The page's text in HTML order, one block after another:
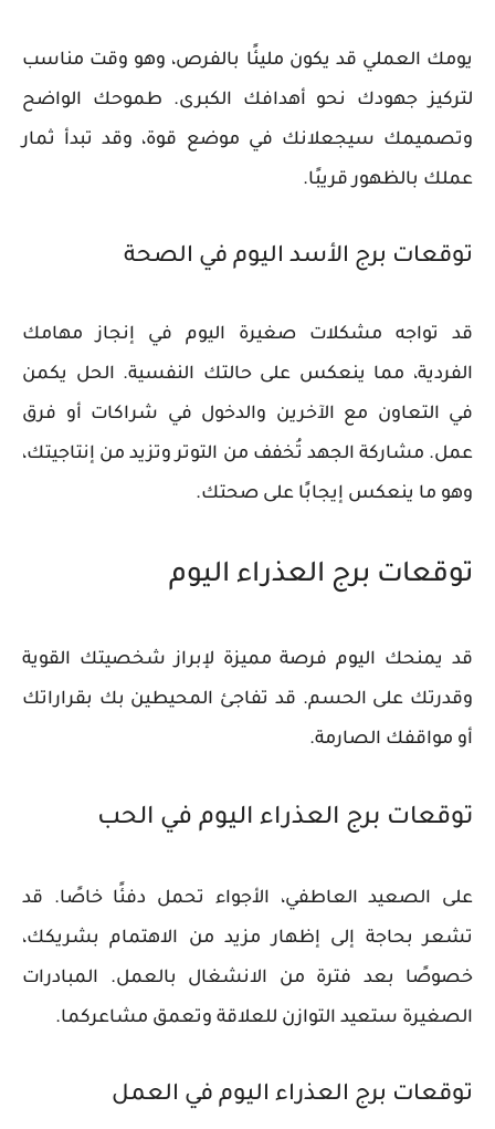
يومك العملي قد يكون مليئًا بالفرص، وهو وقت مناسب
لتركيز جهودك نحو أهدافك الكبرى. طموحك الواضح
وتصميمك سيجعلانك في موضع قوة، وقد تبدأ ثمار
عملك بالظهور قريبًا.
توقعات برج الأسد اليوم في الصحة
قد تواجه مشكلات صغيرة اليوم في إنجاز مهامك
الفردية، مما ينعكس على حالتك النفسية. الحل يكمن
في التعاون مع الآخرين والدخول في شراكات أو فرق
عمل. مشاركة الجهد تُخفف من التوتر وتزيد من إنتاجيتك،
وهو ما ينعكس إيجابًا على صحتك.
توقعات برج العذراء اليوم
قد يمنحك اليوم فرصة مميزة لإبراز شخصيتك القوية
وقدرتك على الحسم. قد تفاجئ المحيطين بك بقراراتك
أو مواقفك الصارمة.
توقعات برج العذراء اليوم في الحب
على الصعيد العاطفي، الأجواء تحمل دفئًا خاصًا. قد
تشعر بحاجة إلى إظهار مزيد من الاهتمام بشريكك،
خصوصًا بعد فترة من الانشغال بالعمل. المبادرات
الصغيرة ستعيد التوازن للعلاقة وتعمق مشاعركما.
توقعات برج العذراء اليوم في العمل